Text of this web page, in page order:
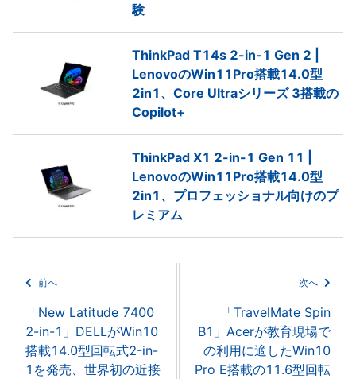
験
ThinkPad T14s 2-in-1 Gen 2 |
LenovoのWin11Pro搭載14.0型
2in1、Core Ultraシリーズ 3搭載の
Copilot+
ThinkPad X1 2-in-1 Gen 11 |
LenovoのWin11Pro搭載14.0型
2in1、プロフェッショナル向けのプ
レミアム
前へ
「New Latitude 7400
2-in-1」DELLがWin10
搭載14.0型回転式2-in-
1を発売、世界初の近接
次へ
「TravelMate Spin
B1」Acerが教育現場で
の利用に適したWin10
Pro E搭載の11.6型回転